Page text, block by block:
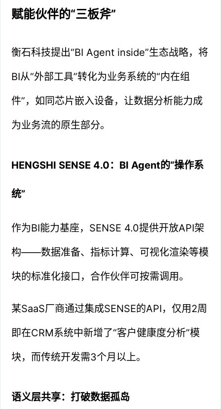
赋能伙伴的“三板斧”
衡石科技提出“BI Agent inside”生态战略，将
BI从“外部工具”转化为业务系统的“内在组
件”，如同芯片嵌入设备，让数据分析能力成
为业务流的原生部分。
HENGSHI SENSE 4.0：BI Agent的“操作系
统”
作为BI能力基座，SENSE 4.0提供开放API架
构——数据准备、指标计算、可视化渲染等模
块的标准化接口，合作伙伴可按需调用。
某SaaS厂商通过集成SENSE的API，仅用2周
即在CRM系统中新增了“客户健康度分析”模
块，而传统开发需3个月以上。
语义层共享：打破数据孤岛